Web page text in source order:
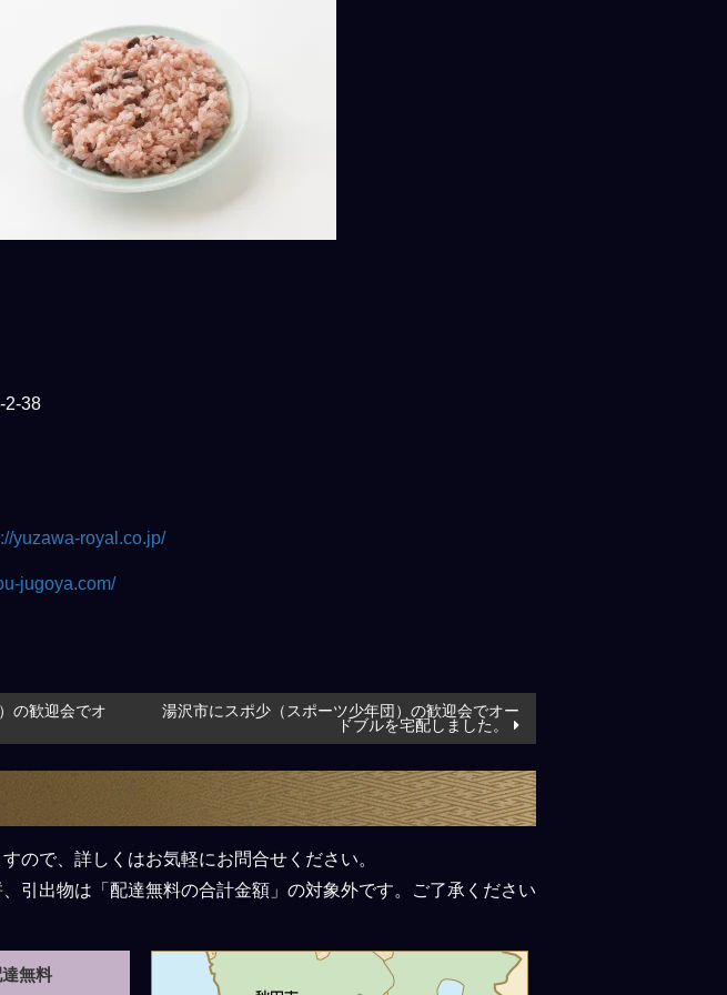
2-38
yuzawa-royal.co.jp/
jugoya.com/
の歓迎会でオ
湯沢市にスポ少（スポーツ少年団）の歓迎会でオー
ドブルを宅配しました。
ので、詳しくはお気軽にお問合せください。
引出物は「配達無料の合計金額」の対象外です。ご了承ください
無料